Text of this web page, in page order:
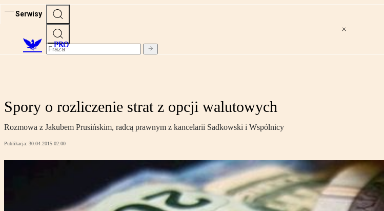
Serwisy
PRO
Spory o rozliczenie strat z opcji walutowych
Rozmowa z Jakubem Prusińskim, radcą prawnym z kancelarii Sadkowski i Wspólnicy
Publikacja: 30.04.2015 02:00